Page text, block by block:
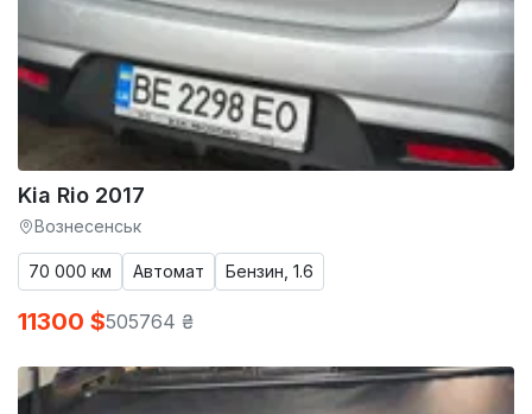
Kia Rio 2017
Вознесенськ
70 000 км Автомат Бензин, 1.6
11300 $505764 ₴